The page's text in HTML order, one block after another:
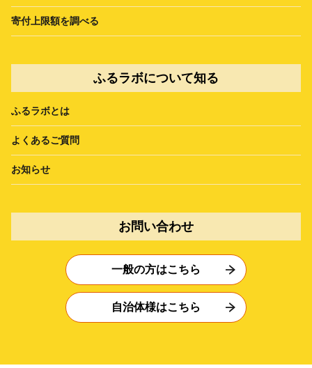
寄付上限額を調べる
ふるラボについて知る
ふるラボとは
よくあるご質問
お知らせ
お問い合わせ
一般の方はこちら
自治体様はこちら